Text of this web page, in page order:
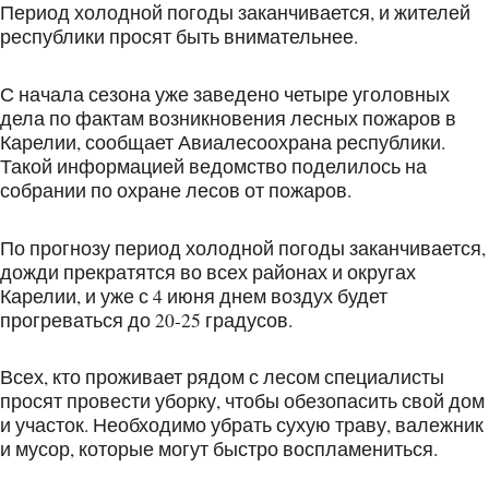
Период холодной погоды заканчивается, и жителей
республики просят быть внимательнее.
С начала сезона уже заведено четыре уголовных
дела по фактам возникновения лесных пожаров в
Карелии, сообщает Авиалесоохрана республики.
Такой информацией ведомство поделилось на
собрании по охране лесов от пожаров.
По прогнозу период холодной погоды заканчивается,
дожди прекратятся во всех районах и округах
Карелии, и уже с 4 июня днем воздух будет
прогреваться до 20-25 градусов.
Всех, кто проживает рядом с лесом специалисты
просят провести уборку, чтобы обезопасить свой дом
и участок. Необходимо убрать сухую траву, валежник
и мусор, которые могут быстро воспламениться.